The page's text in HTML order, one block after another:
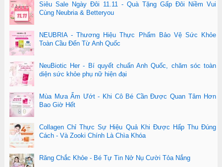
Siêu Sale Ngày Đôi 11.11 - Quà Tặng Gấp Đôi Niềm Vui
Cùng Neubria & Betteryou
NEUBRIA - Thương Hiệu Thực Phẩm Bảo Vệ Sức Khỏe
Toàn Cầu Đến Từ Anh Quốc
NeuBiotic Her - Bí quyết chuẩn Anh Quốc, chăm sóc toàn
diện sức khỏe phụ nữ hiện đại
Mùa Mưa Ẩm Ướt - Khi Cô Bé Cần Được Quan Tâm Hơn
Bao Giờ Hết
Collagen Chỉ Thực Sự Hiệu Quả Khi Được Hấp Thu Đúng
Cách - Và Zooki Chính Là Chìa Khóa
Răng Chắc Khỏe - Bé Tự Tin Nở Nụ Cười Tỏa Nắng